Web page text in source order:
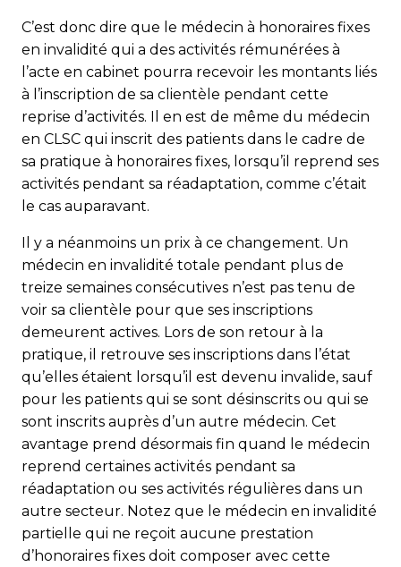
C’est donc dire que le médecin à honoraires fixes
en invalidité qui a des activités rémunérées à
l’acte en cabinet pourra recevoir les montants liés
à l’inscription de sa clientèle pen­dant cette
reprise d’activités. Il en est de même du méde­cin
en CLSC qui inscrit des patients dans le cadre de
sa pratique à honoraires fixes, lorsqu’il reprend ses
activités pendant sa réadaptation, comme c’était
le cas auparavant.
Il y a néanmoins un prix à ce changement. Un
médecin en invalidité totale pendant plus de
treize semaines consé­cutives n’est pas tenu de
voir sa clientèle pour que ses ins­criptions
demeurent actives. Lors de son retour à la
pratique, il retrouve ses inscriptions dans l’état
qu’elles étaient lorsqu’il est devenu invalide, sauf
pour les patients qui se sont désinscrits ou qui se
sont inscrits auprès d’un autre médecin. Cet
avantage prend désormais fin quand le médecin
reprend certaines activités pendant sa
réadaptation ou ses activités régulières dans un
autre secteur. Notez que le médecin en invalidité
partielle qui ne reçoit aucune prestation
d’honoraires fixes doit composer avec cette